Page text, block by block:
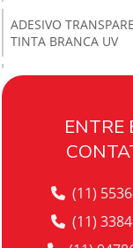
ADESIVO
TINTA BRANCA UV
ADESIVO VERNIZ
ADESIVO COM
LOCALIZADO
ADESIVO VERNIZ
ALTA DEFINIÇÃO
ADESIVO VERNIZ
ENTRE
(11)
(11)